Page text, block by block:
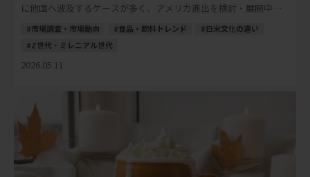
に他国へ波及するケースが多く、アメリカ進出を検討・展開中の
日本の食品・飲料メーカーにとって、先読 […]
市場調査・市場動向 食品・飲料トレンド
日米文化の違い
Z世代・ミレニアル世代
2026.05.11